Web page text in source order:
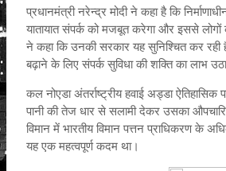
प्रधानमंत्री नरेन्‍द्र मोदी ने कहा है कि
यातायात संपर्क को मजबूत करेगा और इससे लोगों
ने कहा कि उनकी सरकार यह सुनिश्चित कर रही
बढ़ाने के लिए संपर्क सुविधा की शक्ति का लाभ
कल नोएडा अंतर्राष्ट्रीय हवाई अड्डा
पानी की तेज धार से सलामी देकर उसका
विमान में भारतीय विमान पत्तन प्राधिकरण के
यह एक महत्वपूर्ण कदम था।